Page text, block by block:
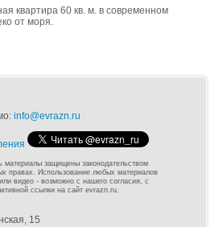
квартира 60 кв. м. в современном
от моря.
info@evrazn.ru
материалы защищены законодательством
правах. Использование любых материалов
видео - возможно с нашего согласия, с
ссылки на сайт evrazn.ru.
15